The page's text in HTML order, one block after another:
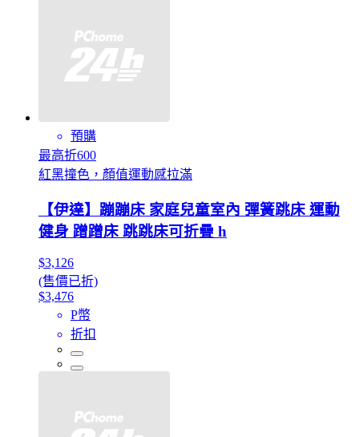
預購
最高折600
紅黑撞色，顏值運動感拉滿
【伊達】蹦蹦床 家庭兒童室內 彈簧跳床 運動
健身 蹭蹭床 跳跳床可折疊 h
$3,126
(售價已折)
$3,476
P幣
折扣